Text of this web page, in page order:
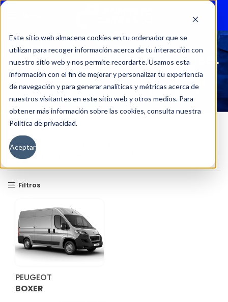
Este sitio web almacena cookies en tu ordenador que se
utilizan para recoger información acerca de tu interacción con
nuestro sitio web y nos permite recordarte. Usamos esta
información con el fin de mejorar y personalizar tu experiencia
de navegación y para generar analíticas y métricas acerca de
nuestros visitantes en este sitio web y otros medios. Para
obtener más información sobre las cookies, consulta nuestra
Política de privacidad.
Aceptar
BOXER MCA FURGÓN L2H2 DIESEL
140HP MT
Inicio
Boxer MCA Furgón L2H2 Diesel 140hp MT
Filtros
PEUGEOT
BOXER